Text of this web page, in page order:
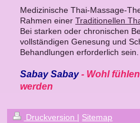
Medizinische Thai-Massage-
Rahmen einer Traditionellen
Bei starken oder chronischen
vollständigen Genesung und
Behandlungen erforderlich sein.
Sabay Sabay - Wohl
werden
Druckversion | Sitemap